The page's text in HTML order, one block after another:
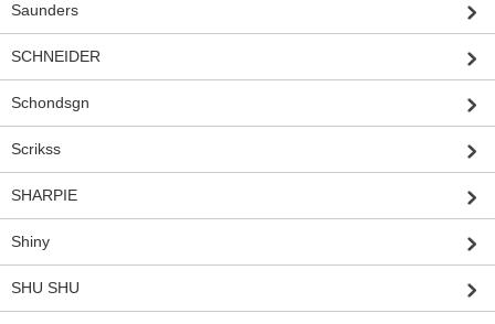
Saunders
SCHNEIDER
Schondsgn
Scrikss
SHARPIE
Shiny
SHU SHU